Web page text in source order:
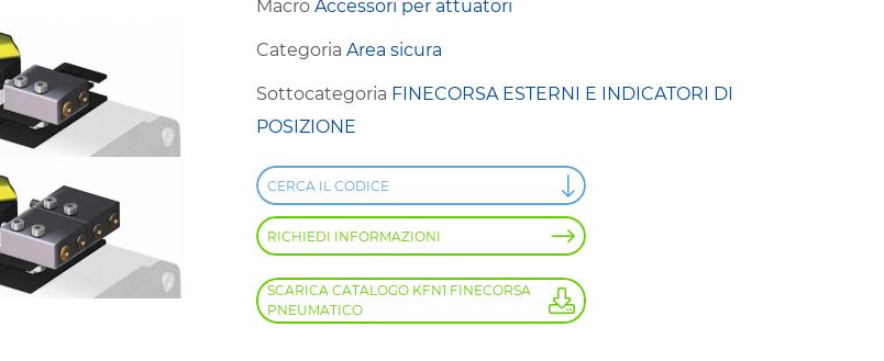
MacroAccessori per attuatori
CategoriaArea sicura
Sottocategoria FINECORSA ESTERNI E INDICATORI DI
POSIZIONE
CERCA IL CODICE
RICHIEDI INFORMAZIONI
SCARICA CATALOGO KFN1 FINECORSA
PNEUMATICO